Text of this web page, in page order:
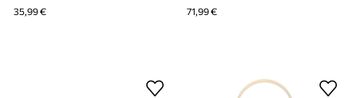
35,99 € 71,99 €